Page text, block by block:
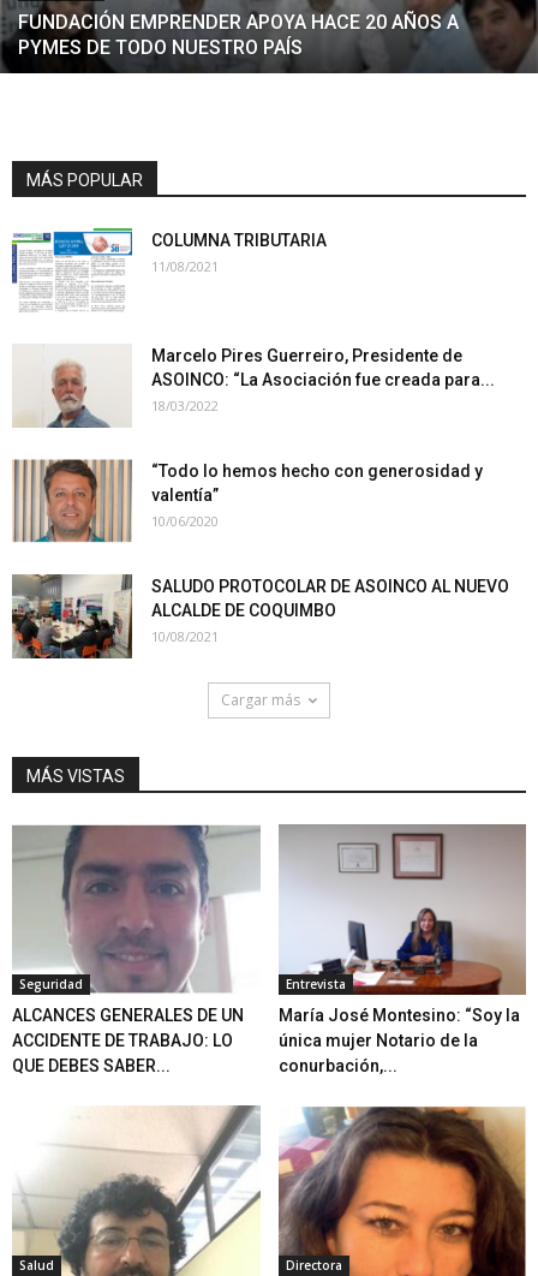
FUNDACIÓN EMPRENDER APOYA HACE 20 AÑOS A
PYMES DE TODO NUESTRO PAÍS
MÁS POPULAR
COLUMNA TRIBUTARIA
11/08/2021
Marcelo Pires Guerreiro, Presidente de
ASOINCO: “La Asociación fue creada para...
18/03/2022
“Todo lo hemos hecho con generosidad y
valentía”
10/06/2020
SALUDO PROTOCOLAR DE ASOINCO AL NUEVO
ALCALDE DE COQUIMBO
10/08/2021
Cargar más
MÁS VISTAS
Seguridad
ALCANCES GENERALES DE UN
ACCIDENTE DE TRABAJO: LO
QUE DEBES SABER...
Entrevista
María José Montesino: “Soy la
única mujer Notario de la
conurbación,...
Salud Directora